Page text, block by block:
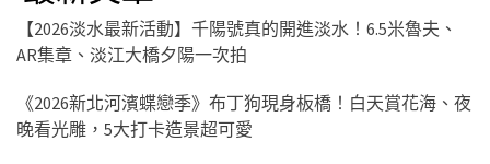
【2026淡水最新活動】千陽號真的開進淡水！6.5米魯夫、
AR集章、淡江大橋夕陽一次拍
《2026新北河濱蝶戀季》布丁狗現身板橋！白天賞花海、夜
晚看光雕，5大打卡造景超可愛